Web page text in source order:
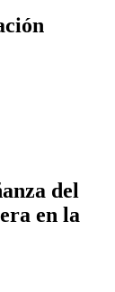
del
en la